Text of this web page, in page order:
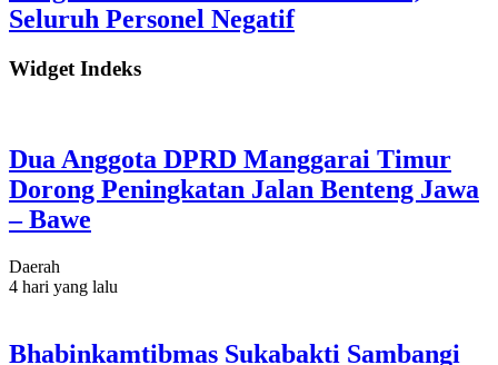
Seluruh Personel Negatif
Widget Indeks
Dua Anggota DPRD Manggarai Timur
Dorong Peningkatan Jalan Benteng Jawa
– Bawe
Daerah
4 hari yang lalu
Bhabinkamtibmas Sukabakti Sambangi